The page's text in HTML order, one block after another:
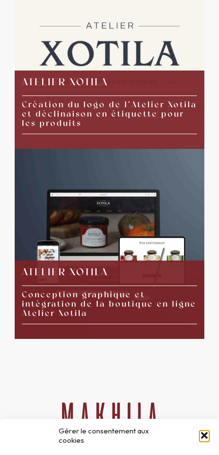
Gérer le consentement aux
cookies
ATELIER XOTILA
Création du logo de l’Atelier Xotila
et déclinaison en étiquette pour
les produits
ATELIER XOTILA
Conception graphique et
intégration de la boutique en ligne
Atelier Xotila